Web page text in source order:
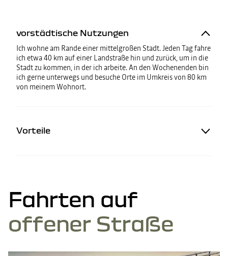
vorstädtische Nutzungen
Ich wohne am Rande einer mittelgroßen Stadt. Jeden Tag fahre
ich etwa 40 km auf einer Landstraße hin und zurück, um in die
Stadt zu kommen, in der ich arbeite. An den Wochenenden bin
ich gerne unterwegs und besuche Orte im Umkreis von 80 km
von meinem Wohnort.
Vorteile
Fahrten auf
offener Straße